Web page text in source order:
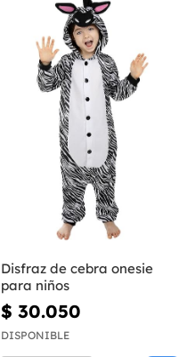
Disfraz de cebra onesie
para niños
$ 30.050
DISPONIBLE